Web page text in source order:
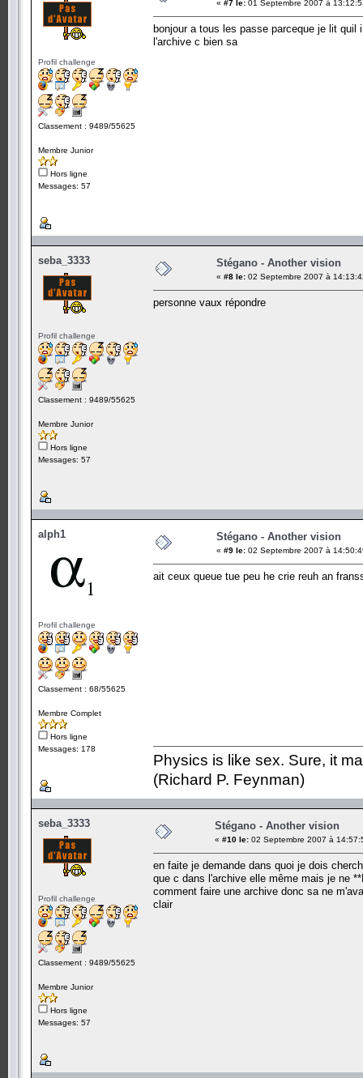
Profil challenge
Classement : 9489/55625
Membre Junior
Hors ligne
Messages: 57
« #7 le: 01 Septembre 2007 à
bonjour a tous les passe parceque je lit
l'archive c bien sa
seba_3333
Profil challenge
Classement : 9489/55625
Membre Junior
Hors ligne
Messages: 57
Stégano - Another vision
« #8 le: 02 Septembre 2007 à
personne vaux répondre
alph1
Profil challenge
Classement : 68/55625
Membre Complet
Hors ligne
Messages: 178
Stégano - Another vision
« #9 le: 02 Septembre 2007 à
ait ceux queue tue peu he crie reuh an
Physics is like sex. Sure, it
(Richard P. Feynman)
seba_3333
Profil challenge
Classement : 9489/55625
Membre Junior
Hors ligne
Messages: 57
Stégano - Another vision
« #10 le: 02 Septembre 2007 à
en faite je demande dans quoi je dois
que c dans l'archive elle même mais je ne
comment faire une archive donc sa ne
clair